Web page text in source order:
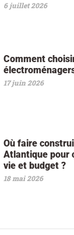
6 juillet 2026
Comment
17 juin 2026
Où faire
Atlantique pour
vie et budget ?
18 mai 2026